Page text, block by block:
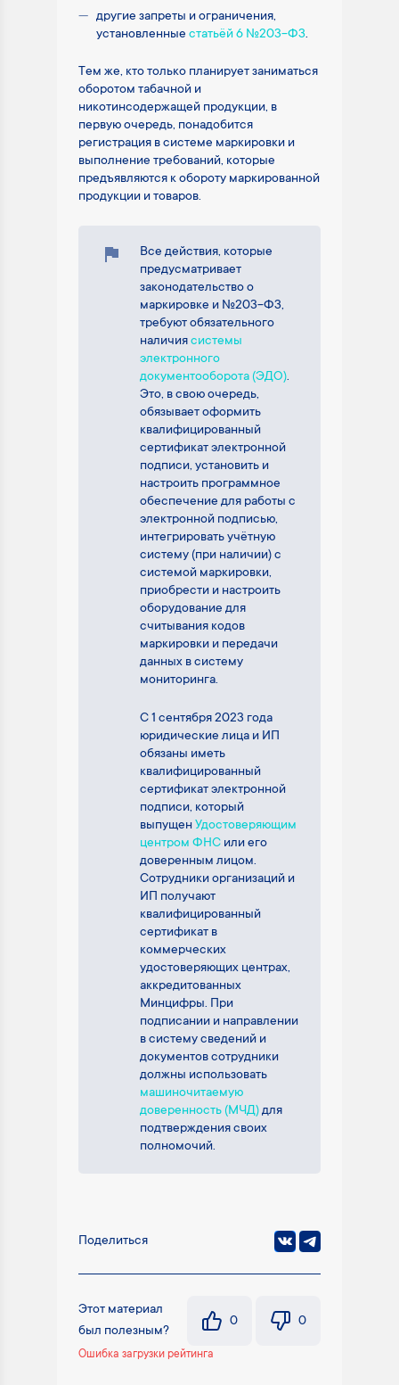
другие запреты и ограничения,
установленные статьёй 6 №203-ФЗ.
Тем же, кто только планирует заниматься
оборотом табачной и
никотинсодержащей продукции, в
первую очередь, понадобится
регистрация в системе маркировки и
выполнение требований, которые
предъявляются к обороту маркированной
продукции и товаров.
Все действия, которые
предусматривает
законодательство о
маркировке и №203-ФЗ,
требуют обязательного
наличиясистемы
электронного
документооборота (ЭДО).
Это, в свою очередь,
обязывает оформить
квалифицированный
сертификат электронной
подписи, установить и
настроить программное
обеспечение для работы с
электронной подписью,
интегрировать учётную
систему (при наличии) с
системой маркировки,
приобрести и настроить
оборудование для
считывания кодов
маркировки и передачи
данных в систему
мониторинга.
С 1 сентября 2023 года
юридические лица и ИП
обязаны иметь
квалифицированный
сертификат электронной
подписи, который
выпущенУдостоверяющим
центром ФНС или его
доверенным лицом.
Сотрудники организаций и
ИП получают
квалифицированный
сертификат в
коммерческих
удостоверяющих центрах,
аккредитованных
Минцифры. При
подписании и направлении
в систему сведений и
документов сотрудники
должны использовать
машиночитаемую
доверенность (МЧД)для
подтверждения своих
полномочий.
Поделиться
Этот материал
был полезным?
0 0
Ошибка загрузки рейтинга